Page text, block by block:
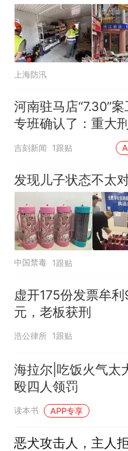
上海防汛
河南驻马店“7.30”
专班确认了：重大
疑人夏某钢已落网
窜躲藏过程中，伤
无辜群众
吉刻新闻 1跟贴
发现儿子状态不太
中国禁毒 1跟贴
虚开175份发票牟
元，老板获刑
浩公律所 1跟贴
海拉尔|吃饭火气太
殴四人领罚
读本书 APP专享
恶犬攻击人，主人